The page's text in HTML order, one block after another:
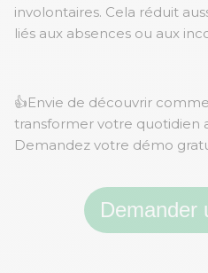
involontaires. Cela réduit
liés aux absences ou aux
👍Envie de découvrir
transformer votre quotidien
Demandez votre démo
Demander